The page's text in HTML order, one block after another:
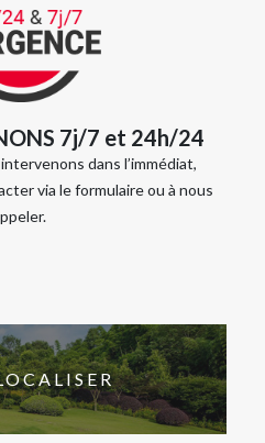
7j/7 et 24h/24
dans l’immédiat,
via le formulaire ou à nous